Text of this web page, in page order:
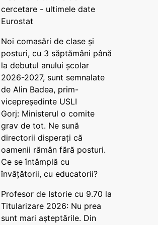
cercetare - ultimele date
Eurostat
Noi comasări de clase și
posturi, cu 3 săptămâni până
la debutul anului școlar
2026-2027, sunt semnalate
de Alin Badea, prim-
vicepreședinte USLI
Gorj: Ministerul o comite
grav de tot. Ne sună
directorii disperați că
oamenii rămân fără posturi.
Ce se întâmplă cu
învățătorii, cu educatorii?
Profesor de Istorie cu 9.70 la
Titularizare 2026: Nu prea
sunt mari așteptările. Din